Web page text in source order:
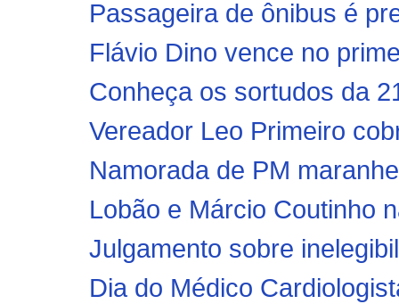
Passageira de ônibus é
Flávio Dino vence no
Conheça os sortudos da
Vereador Leo Primeiro
Namorada de PM
Lobão e Márcio Coutinho
Julgamento sobre
Dia do Médico